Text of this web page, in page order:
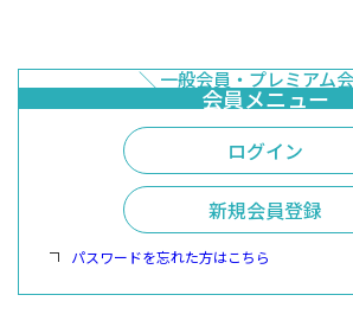
ログイン
新規会員登録
パスワードを忘れた方はこちら